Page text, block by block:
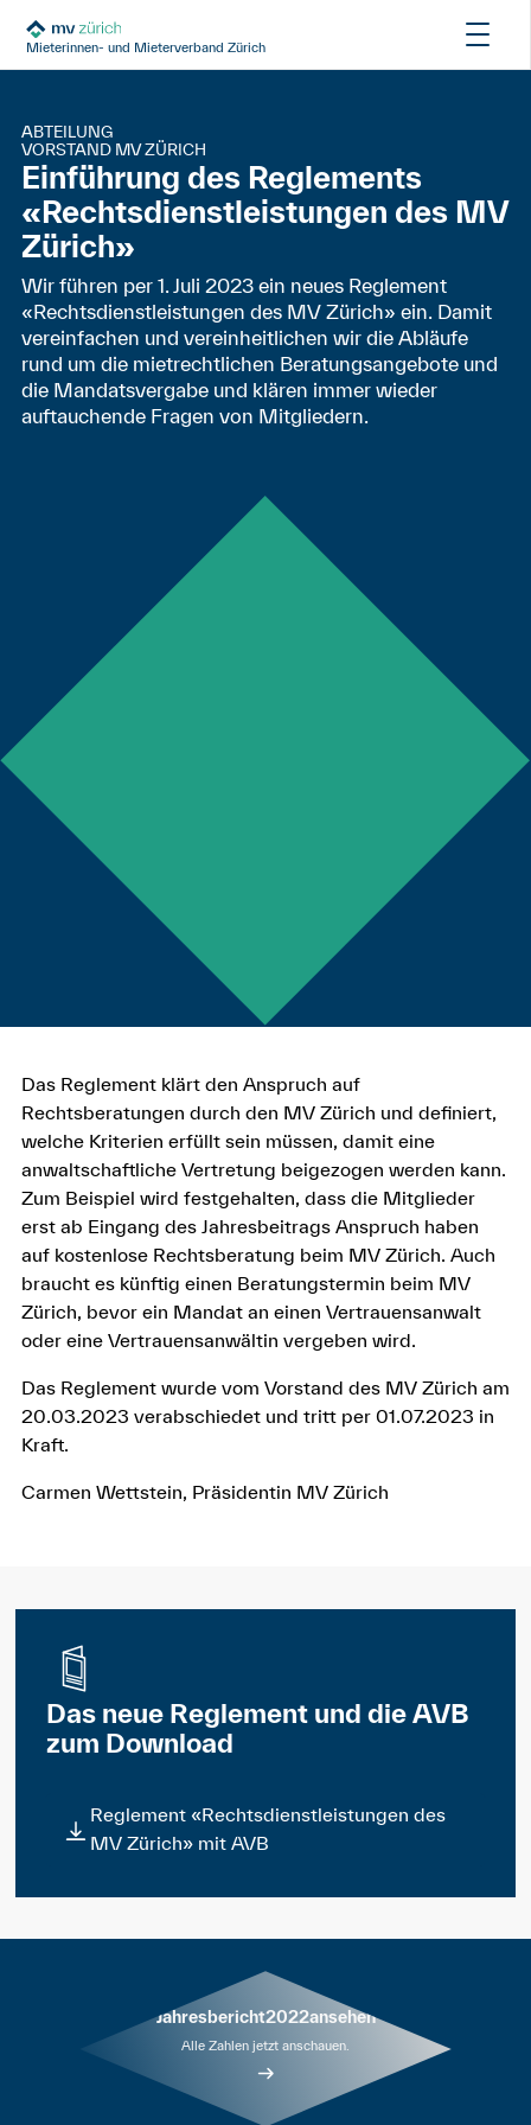
Mieterinnen- und Mieterverband Zürich
ABTEILUNG
VORSTAND MV ZÜRICH
Einführung des Reglements
«Rechtsdienstleistungen des MV
Zürich»
Wir führen per 1. Juli 2023 ein neues Reglement
«Rechtsdienstleistungen des MV Zürich» ein. Damit
vereinfachen und vereinheitlichen wir die Abläufe
rund um die mietrechtlichen Beratungsangebote und
die Mandatsvergabe und klären immer wieder
auftauchende Fragen von Mitgliedern.
Das Reglement klärt den Anspruch auf
Rechtsberatungen durch den MV Zürich und definiert,
welche Kriterien erfüllt sein müssen, damit eine
anwaltschaftliche Vertretung beigezogen werden kann.
Zum Beispiel wird festgehalten, dass die Mitglieder
erst ab Eingang des Jahresbeitrags Anspruch haben
auf kostenlose Rechtsberatung beim MV Zürich. Auch
braucht es künftig einen Beratungstermin beim MV
Zürich, bevor ein Mandat an einen Vertrauensanwalt
oder eine Vertrauensanwältin vergeben wird.
Das Reglement wurde vom Vorstand des MV Zürich am
20.03.2023 verabschiedet und tritt per 01.07.2023 in
Kraft.
Carmen Wettstein, Präsidentin MV Zürich
Das neue Reglement und die AVB
zum Download
Reglement «Rechtsdienstleistungen des
MV Zürich» mit AVB
Jahresbericht2022ansehen
Alle Zahlen jetzt anschauen.